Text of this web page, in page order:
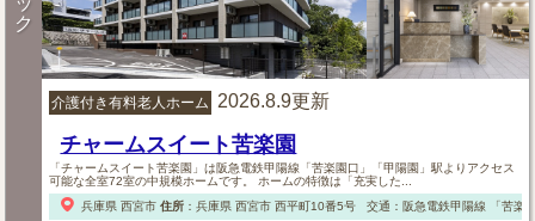
ク
介護付き有料老人ホーム 2026.8.9更新
チャームスイート苦楽園
「チャームスイート苦楽園」は阪急電鉄甲陽線「苦楽園口」「甲陽園」駅よりアクセス
可能な全室72室の中規模ホームです。 ホームの特徴は「充実した...
兵庫県 西宮市 住所： 兵庫県 西宮市西平町10番5号 交通：阪急電鉄甲陽線 「苦楽